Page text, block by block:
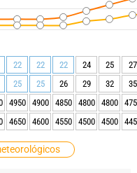
22 22 22 24 25
27
25 25 26 29 32
35
4950 4900 4850 4800 4800
4650 4600 4550 4500 4500